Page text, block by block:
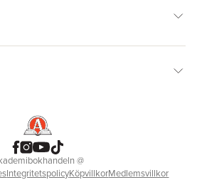
@
IntegritetspolicyKöpvillkorMedlemsvillkor